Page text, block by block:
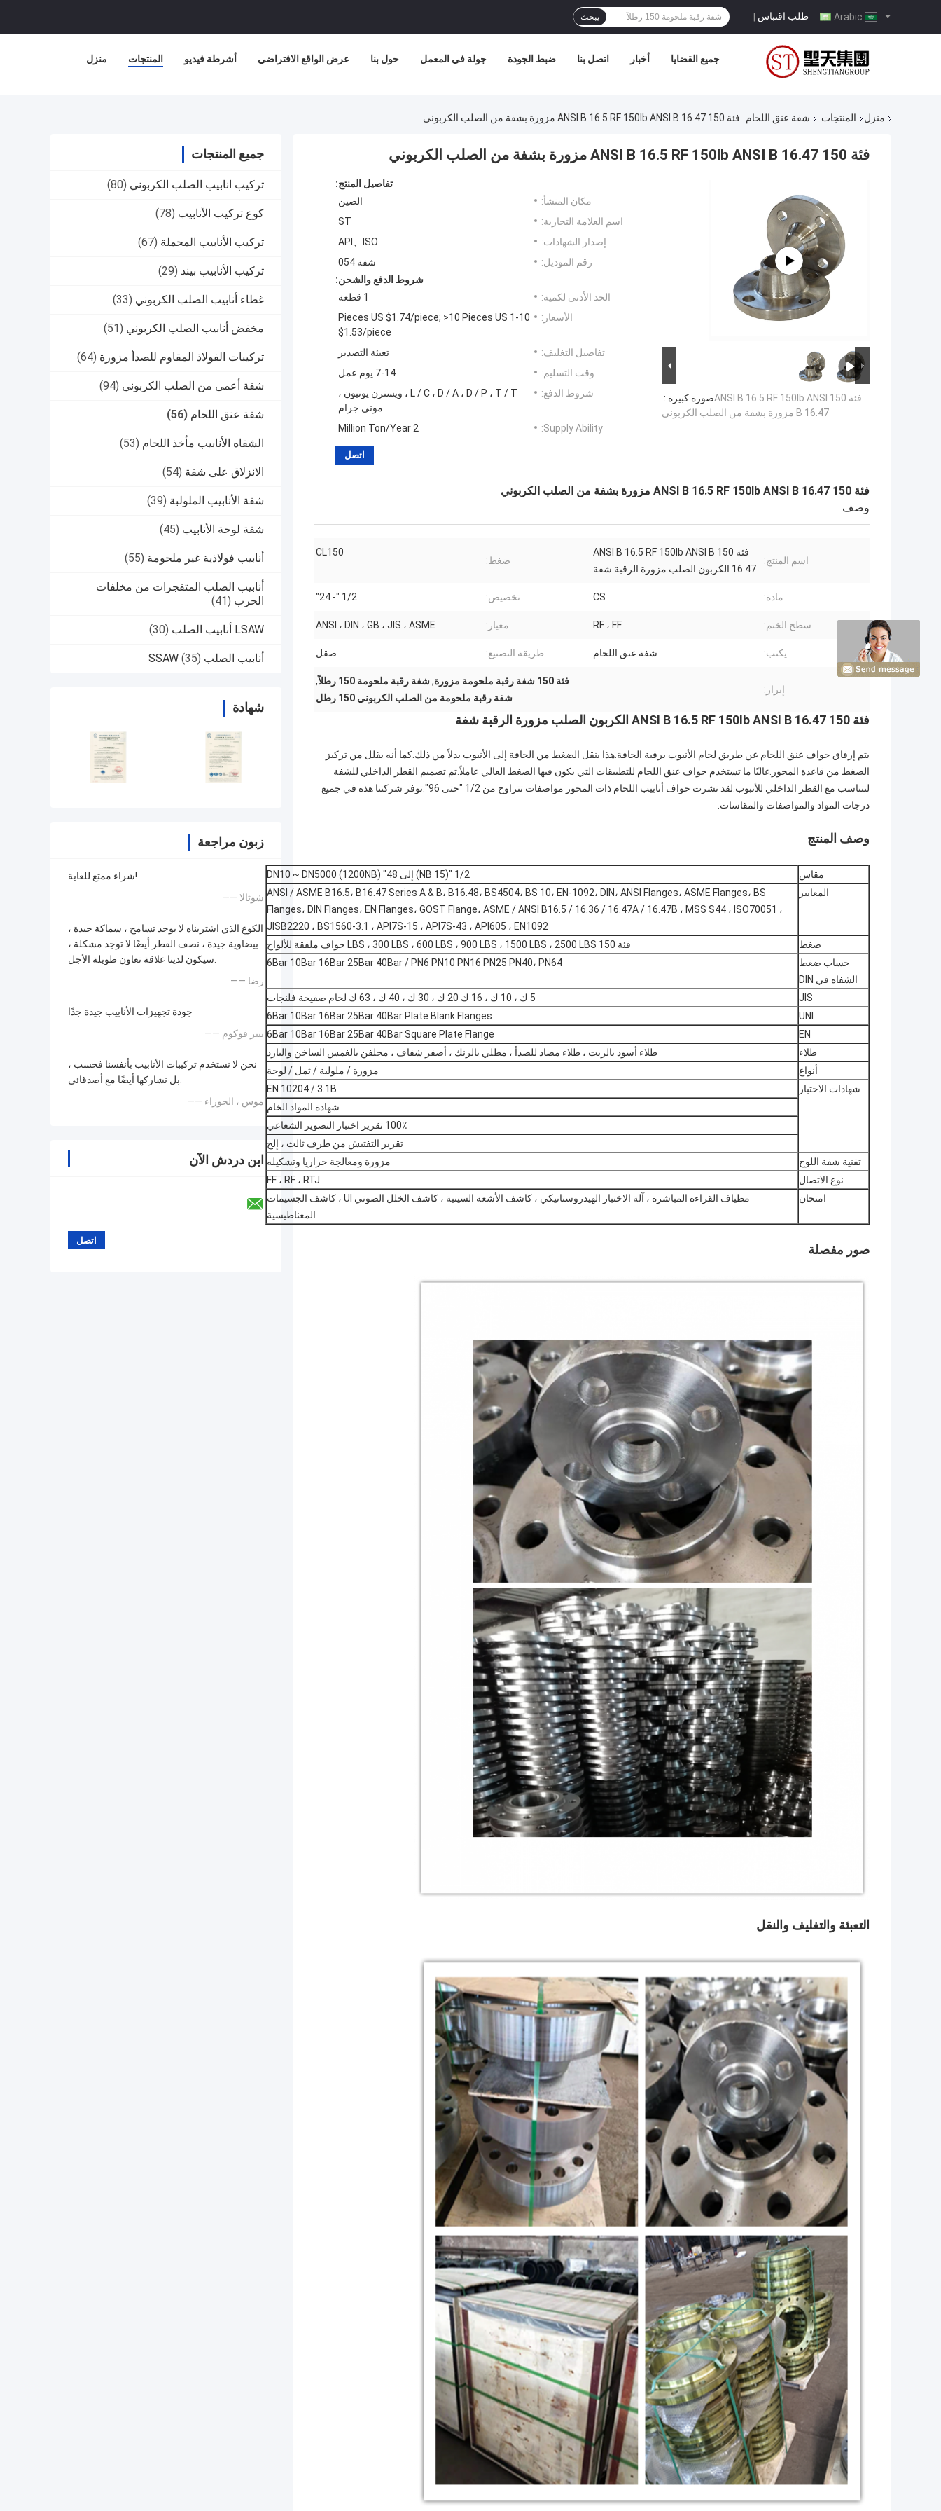
طلب اقتباس | يبحث
منزل المنتجات أشرطة فيديو عرض الواقع الافتراضي حول بنا جولة في المعمل ضبط الجودة اتصل بنا أخبار جميع القضايا
منزل المنتجات شفة عنق اللحام فئة 150 ANSI B 16.5 RF 150lb ANSI B 16.47 مزورة بشفة من الصلب الكربوني
جميع المنتجات
تركيب انابيب الصلب الكربوني (80)
كوع تركيب الأنابيب (78)
تركيب الأنابيب المحملة (67)
تركيب الأنابيب بيند (29)
غطاء أنابيب الصلب الكربوني (33)
مخفض أنابيب الصلب الكربوني (51)
تركيبات الفولاذ المقاوم للصدأ مزورة (64)
شفة أعمى من الصلب الكربوني (94)
شفة عنق اللحام (56)
الشفاه الأنابيب مأخذ اللحام (53)
الانزلاق على شفة (54)
شفة الأنابيب الملولبة (39)
شفة لوحة الأنابيب (45)
أنابيب فولاذية غير ملحومة (55)
أنابيب الصلب المتفجرات من مخلفات
الحرب (41)
LSAW أنابيب الصلب (30)
أنابيب الصلب SSAW (35)
شهادة
زبون مراجعة
شراء ممتع للغاية!
—— شوثالا
الكوع الذي اشتريناه لا يوجد تسامح ، سماكة جيدة ،
بيضاوية جيدة ، نصف القطر أيضًا لا توجد مشكلة ،
سيكون لدينا علاقة تعاون طويلة الأجل.
—— رضا
جودة تجهيزات الأنابيب جيدة جدًا
—— بيير فوكوم
نحن لا نستخدم تركيبات الأنابيب بأنفسنا فحسب ،
بل نشاركها أيضًا مع أصدقائي.
—— موس ، الجوزاء
ابن دردش الآن
فئة 150 ANSI B 16.5 RF 150lb ANSI B 16.47 مزورة بشفة من الصلب الكربوني
صورة كبيرة :فئة 150 ANSI B 16.5 RF 150lb ANSI
B 16.47 مزورة بشفة من الصلب الكربوني
تفاصيل المنتج:
مكان المنشأ:
الصين
اسم العلامة التجارية:
ST
إصدار الشهادات:
API、ISO
رقم الموديل:
شفة 054
شروط الدفع والشحن:
الحد الأدنى لكمية:
1 قطعة
الأسعار:
1-10 Pieces US $1.74/piece; >10 Pieces US
$1.53/piece
تفاصيل التغليف:
تعبئة التصدير
وقت التسليم:
7-14 يوم عمل
شروط الدفع:
L / C ، D / A ، D / P ، T / T ، ويسترن يونيون ،
موني جرام
Supply Ability:
2 Million Ton/Year
اتصل
فئة 150 ANSI B 16.5 RF 150lb ANSI B 16.47 مزورة بشفة من الصلب الكربوني
وصف
اسم المنتج:
فئة 150 ANSI B 16.5 RF 150lb ANSI B
16.47 الكربون الصلب مزورة الرقبة شفة
ضغط:
CL150
مادة: CS تخصيص: 1/2 "- 24"
سطح الختم: RF ، FF معيار: ANSI ، DIN ، GB ، JIS ، ASME
يكتب: شفة عنق اللحام طريقة التصنيع: صقل
إبراز:
فئة 150 شفة رقبة ملحومة مزورة ,شفة رقبة ملحومة 150 رطلاً
,
شفة رقبة ملحومة من الصلب الكربوني 150 رطل
فئة 150 ANSI B 16.5 RF 150lb ANSI B 16.47 الكربون الصلب مزورة الرقبة شفة
يتم إرفاق حواف عنق اللحام عن طريق لحام الأنبوب برقبة الحافة.هذا ينقل الضغط من الحافة إلى الأنبوب بدلاً من ذلك.كما أنه يقلل من تركيز
الضغط من قاعدة المحور.غالبًا ما تستخدم حواف عنق اللحام للتطبيقات التي يكون فيها الضغط العالي عاملاً.تم تصميم القطر الداخلي للشفة
لتتناسب مع القطر الداخلي للأنبوب.لقد نشرت حواف أنابيب اللحام ذات المحور مواصفات تتراوح من 1/2 "حتى 96".توفر شركتنا هذه في جميع
درجات المواد والمواصفات والمقاسات.
وصف المنتج
مقاس
1/2 "(15 NB) إلى 48" (1200NB) DN10 ~ DN5000
المعايير
ANSI / ASME B16.5، B16.47 Series A & B، B16.48، BS4504، BS 10، EN-1092، DIN، ANSI Flanges، ASME Flanges، BS
Flanges، DIN Flanges، EN Flanges، GOST Flange، ASME / ANSI B16.5 / 16.36 / 16.47A / 16.47B ، MSS S44 ، ISO70051 ،
JISB2220 ، BS1560-3.1 ، API7S-15 ، API7S-43 ، API605 ، EN1092
ضغط
فئة 150 LBS ، 300 LBS ، 600 LBS ، 900 LBS ، 1500 LBS ، 2500 LBS حواف ملفقة للألواح
حساب ضغط
الشفاه في DIN
6Bar 10Bar 16Bar 25Bar 40Bar / PN6 PN10 PN16 PN25 PN40، PN64
JIS
5 ك ، 10 ك ، 16 ك 20 ك ، 30 ك ، 40 ك ، 63 ك لحام صفيحة فلنجات
UNI
6Bar 10Bar 16Bar 25Bar 40Bar Plate Blank Flanges
EN
6Bar 10Bar 16Bar 25Bar 40Bar Square Plate Flange
طلاء
طلاء أسود بالزيت ، طلاء مضاد للصدأ ، مطلي بالزنك ، أصفر شفاف ، مجلفن بالغمس الساخن والبارد
أنواع
مزورة / ملولبة / ثمل / لوحة
شهادات الاختبار
EN 10204 / 3.1B
شهادة المواد الخام
100٪ تقرير اختبار التصوير الشعاعي
تقرير التفتيش من طرف ثالث ، إلخ
تقنية شفة اللوح
مزورة ومعالجة حراريا وتشكيله
نوع الاتصال
FF ، RF ، RTJ
امتحان
مطياف القراءة المباشرة ، آلة الاختبار الهيدروستاتيكي ، كاشف الأشعة السينية ، كاشف الخلل الصوتي UI ، كاشف الجسيمات
المغناطيسية
صور مفصلة
التعبئة والتغليف والنقل